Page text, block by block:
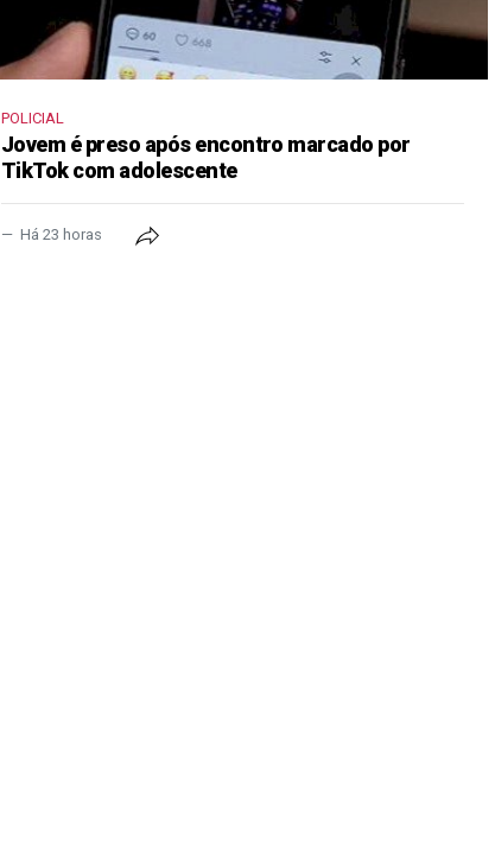
POLICIAL
Jovem é preso após encontro marcado por
TikTok com adolescente
Há 23 horas